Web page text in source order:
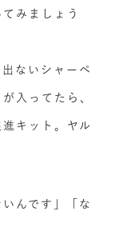
みましょう
ないシャーペ
入ってたら、
キット。ヤル
んです」「な